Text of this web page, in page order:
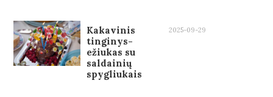
Kakavinis
tinginys-
ežiukas su
saldainių
spygliukais
2025-09-29